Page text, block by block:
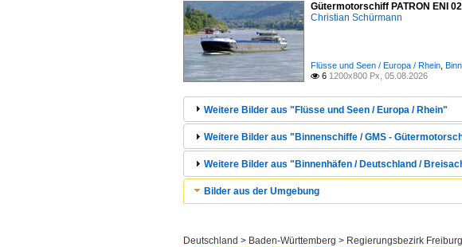
Gütermotorschiff PATRON ENI
Christian Schürmann
Flüsse und Seen / Europa / Rhein
 6 1200x800 Px, 05.08.2026
Weitere Bilder aus "Flüsse und Seen / Europa / Rhein"
Weitere Bilder aus "Binnenschiffe / GMS -
Weitere Bilder aus "Binnenhäfen / Deutschland /
Bilder aus der Umgebung
Deutschland > Baden-Württemberg > Regierungsbezirk